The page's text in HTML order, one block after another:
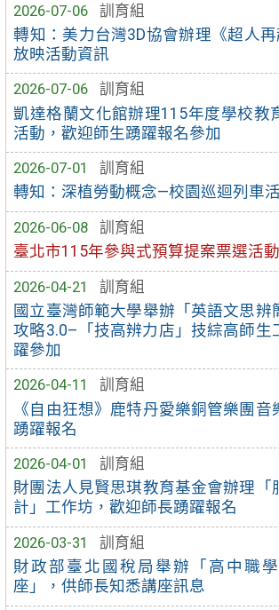
2026-07-06
訓育組
轉知：美力台灣3D協會辦理《超人
放映活動資訊
2026-07-06
訓育組
凱達格蘭文化館辦理115年度學校教
活動，歡迎師生踴躍報名參加
2026-07-01
訓育組
轉知：深植勞動概念—校園巡迴列車
2026-06-08
訓育組
臺北市115年參與式預算提案票選活動
2026-04-21
訓育組
國立臺灣師範大學舉辦「英語文思辨
攻略3.0–「技高辨力店」技綜高師生
躍參加
2026-04-11
訓育組
《自由狂想》鹿特丹愛樂銅管樂團音
踴躍報名
2026-04-01
訓育組
財團法人見賢思琪教育基金會辦理「
計」工作坊，歡迎師長踴躍報名
2026-03-31
訓育組
財政部臺北國稅局舉辦「高中職
座」，供師長知悉講座訊息